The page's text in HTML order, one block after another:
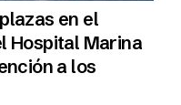
en el
Hospital Marina
a los